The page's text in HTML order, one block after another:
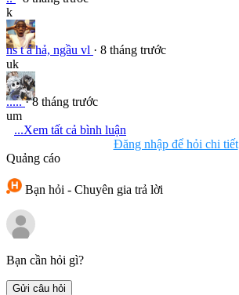
k
ns t á hả, ngầu vl · 8 tháng trước
uk
..... · 8 tháng trước
um
...Xem tất cả bình luận
Đăng nhập để hỏi chi tiết
Quảng cáo
Bạn hỏi - Chuyên gia trả lời
Bạn cần hỏi gì?
Gửi câu hỏi